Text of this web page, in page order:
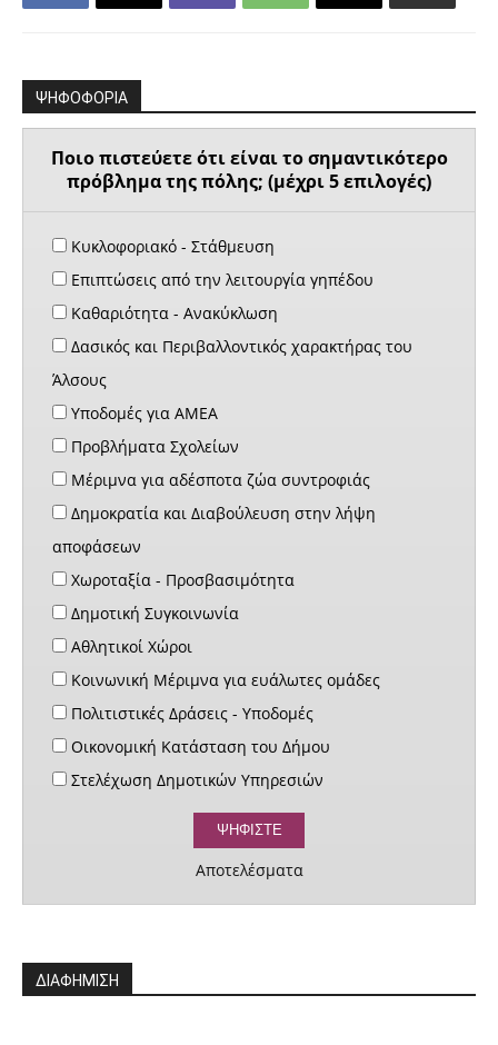
ΨΗΦΟΦΟΡΙΑ
Ποιο πιστεύετε ότι είναι το σημαντικότερο
πρόβλημα της πόλης; (μέχρι 5 επιλογές)
Κυκλοφοριακό - Στάθμευση
Επιπτώσεις από την λειτουργία γηπέδου
Καθαριότητα - Ανακύκλωση
Δασικός και Περιβαλλοντικός χαρακτήρας του
Άλσους
Υποδομές για ΑΜΕΑ
Προβλήματα Σχολείων
Μέριμνα για αδέσποτα ζώα συντροφιάς
Δημοκρατία και Διαβούλευση στην λήψη
αποφάσεων
Χωροταξία - Προσβασιμότητα
Δημοτική Συγκοινωνία
Αθλητικοί Χώροι
Κοινωνική Μέριμνα για ευάλωτες ομάδες
Πολιτιστικές Δράσεις - Υποδομές
Οικονομική Κατάσταση του Δήμου
Στελέχωση Δημοτικών Υπηρεσιών
Αποτελέσματα
ΔΙΑΦΗΜΙΣΗ